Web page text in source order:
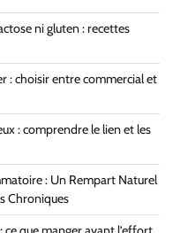
ni gluten : recettes
: choisir entre commercial et
: comprendre le lien et les
: Un Rempart Naturel
Chroniques